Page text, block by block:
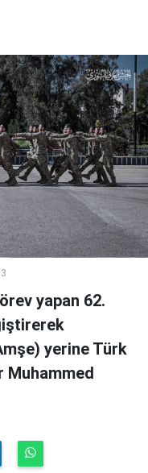
yapan 62.
yerine Türk
Muhammed